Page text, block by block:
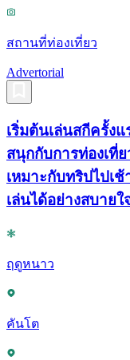
สถานที่ท่องเที่ยว
Advertorial
เริ่มต้นเล่นสกีครั้ง
สนุกกับการท่องเที่
เหมาะกับทริปไปเ
เล่นได้อย่างสบายใ
ฤดูหนาว
คันโต